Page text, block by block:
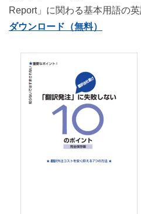
Report」に関わる基本用語の英
ダウンロード（無料）